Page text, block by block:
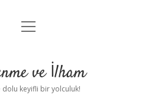
Anasayfa
Yasal Uyarı
menüyü
ve İlham
dolu keyifli bir yolculuk!